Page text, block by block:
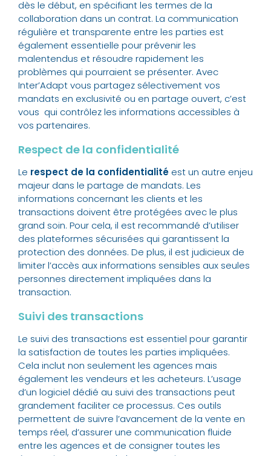
dès le début, en spécifiant les termes de la
collaboration dans un contrat. La communication
régulière et transparente entre les parties est
également essentielle pour prévenir les
malentendus et résoudre rapidement les
problèmes qui pourraient se présenter. Avec
Inter’Adapt vous partagez sélectivement vos
mandats en exclusivité ou en partage ouvert, c’est
vous qui contrôlez les informations accessibles à
vos partenaires.
Respect de la confidentialité
Le respect de la confidentialité est un autre enjeu
majeur dans le partage de mandats. Les
informations concernant les clients et les
transactions doivent être protégées avec le plus
grand soin. Pour cela, il est recommandé d’utiliser
des plateformes sécurisées qui garantissent la
protection des données. De plus, il est judicieux de
limiter l’accès aux informations sensibles aux seules
personnes directement impliquées dans la
transaction.
Suivi des transactions
Le suivi des transactions est essentiel pour garantir
la satisfaction de toutes les parties impliquées.
Cela inclut non seulement les agences mais
également les vendeurs et les acheteurs. L’usage
d’un logiciel dédié au suivi des transactions peut
grandement faciliter ce processus. Ces outils
permettent de suivre l’avancement de la vente en
temps réel, d’assurer une communication fluide
entre les agences et de consigner toutes les